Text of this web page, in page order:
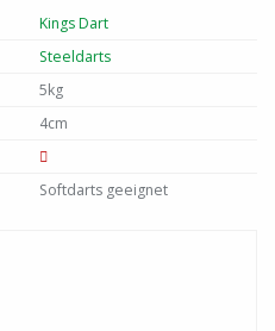
Kings Dart
Steeldarts
5kg
4cm
Softdarts geeignet